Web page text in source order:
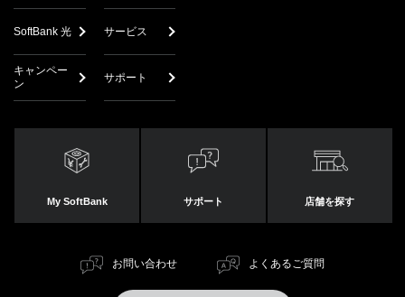
SoftBank 光 サービス
キャンペー
ン
サポート
My SoftBank サポート 店舗を探す
お問い合わせ よくあるご質問